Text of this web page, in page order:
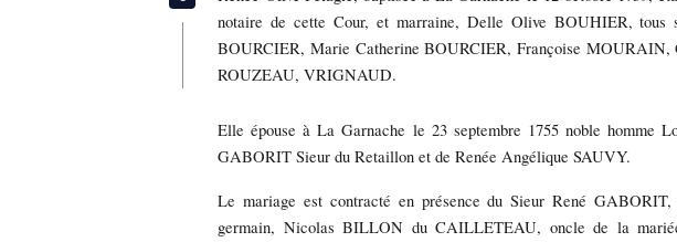
notaire de cette Cour, et marraine, Delle Olive BOUHIER,
BOURCIER, Marie Catherine BOURCIER, Françoise
ROUZEAU, VRIGNAUD.
Elle épouse à La Garnache le 23 septembre 1755 noble homme
GABORIT Sieur du Retaillon et de Renée Angélique SAUVY.
Le mariage est contracté en présence du Sieur René
germain, Nicolas BILLON du CAILLETEAU, oncle de la